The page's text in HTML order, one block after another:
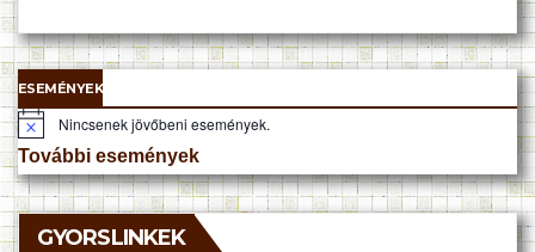
ESEMÉNYEK
N
o
t
i
c
e
Nincsenek jövőbeni események.
További események
GYORSLINKEK